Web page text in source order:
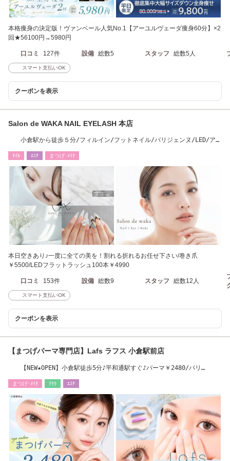
本格痩身の決定版！ヴァンベール人気No.1【アーユルヴェーダ痩身60分】×2
回★56100円→5980円
口コミ 127件 設備 総数5 スタッフ 総数5人
スマート支払いOK
クーポンを表示
Salon de WAKA NAIL EYELASH 本店
小倉駅から徒歩５分/フィルイン/フットネイル/パリジェンヌ/LED/アン
ﾈｲﾙ ｴｽﾃ まつげ･ﾒｲｸ
本日空きあり♪一度に全ての美を！割れる折れるお任せ下さい/巻き爪
￥5500/LEDフラットラッシュ100本￥4990
口コミ 153件 設備 総数9 スタッフ 総数12人
スマート支払いOK
クーポンを表示
【まつげパーマ専門店】Lafs ラフス 小倉駅前店
【NEW★OPEN】小倉駅徒歩5分♪平和通駅すぐ♪パーマ￥2480/パリ
まつげ･ﾒｲｸ ﾘﾗｸ ｴｽﾃ